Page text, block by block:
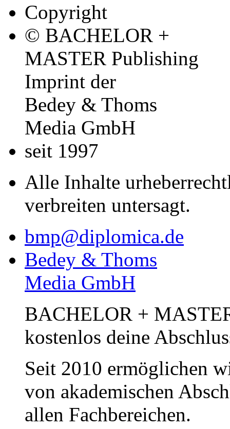
Copyright
© BACHELOR +
MASTER Publishing
Imprint der
Bedey & Thoms
Media GmbH
seit 1997
Alle Inhalte
verbreiten untersagt.
bmp@diplomica.de
Bedey & Thoms
Media GmbH
BACHELOR +
kostenlos deine
Seit 2010 ermöglichen
von akademischen
allen Fachbereichen.